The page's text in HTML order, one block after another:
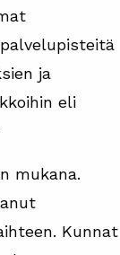
ja
eli
mukana.
Kunnat